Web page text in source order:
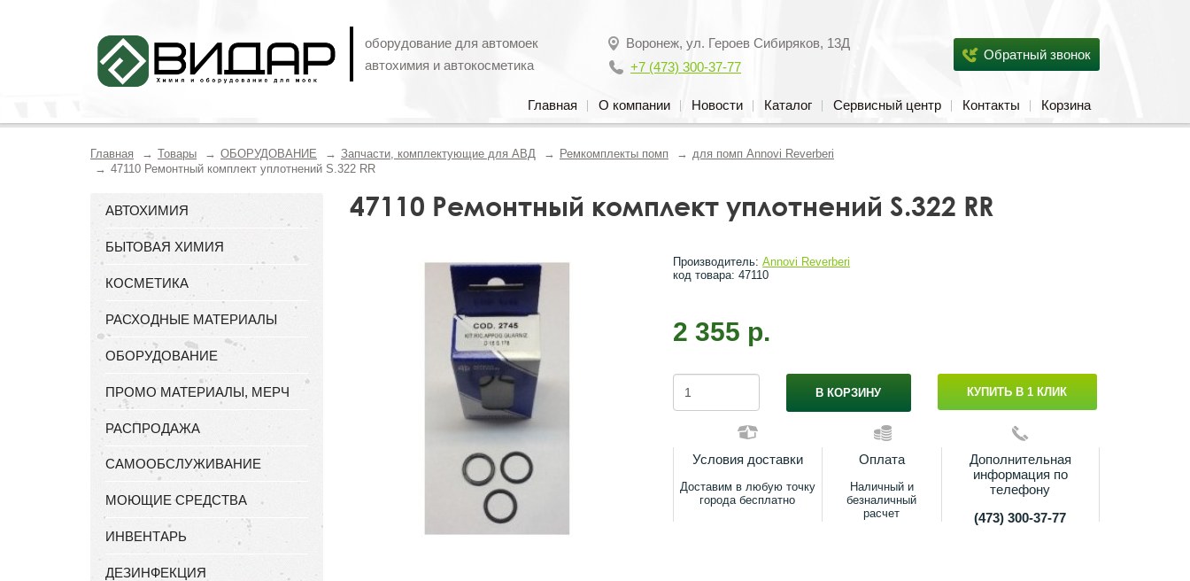
оборудование для автомоек
автохимия и автокосметика
Воронеж, ул. Героев Сибиряков, 13Д
+7 (473) 300-37-77
Обратный звонок
Главная О компании Новости Каталог Сервисный центр Контакты Корзина
Главная Товары ОБОРУДОВАНИЕ Запчасти, комплектующие для АВД Ремкомплекты помп
для помп Annovi Reverberi
47110 Ремонтный комплект уплотнений S.322 RR
АВТОХИМИЯ
БЫТОВАЯ ХИМИЯ
КОСМЕТИКА
РАСХОДНЫЕ МАТЕРИАЛЫ
ОБОРУДОВАНИЕ
ПРОМО МАТЕРИАЛЫ, МЕРЧ
РАСПРОДАЖА
САМООБСЛУЖИВАНИЕ
МОЮЩИЕ СРЕДСТВА
ИНВЕНТАРЬ
ДЕЗИНФЕКЦИЯ
47110 Ремонтный комплект уплотнений S.322 RR
Производитель:Annovi Reverberi
код товара: 47110
2 355 р.
В КОРЗИНУ КУПИТЬ В 1 КЛИК
Условия доставки
Доставим в любую точку
города бесплатно
Оплата
Наличный и
безналичный
расчет
Дополнительная
информация по
телефону
(473) 300-37-77